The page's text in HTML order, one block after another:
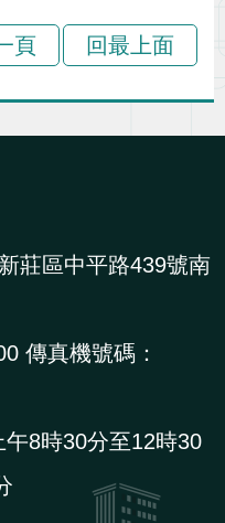
頁 回最上面
莊區中平路439號南
傳真機號碼：
8時30分至12時30